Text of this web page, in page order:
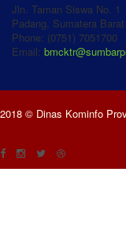
Jln. Taman Siswa No. 1
Padang, Sumatera
Phone: (0751) 7051700
Email:
2018 © Dinas Kominfo